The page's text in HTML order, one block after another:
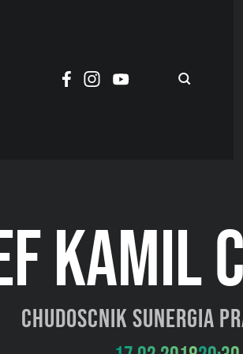
KAMIL
Chudoscnik Sunergia